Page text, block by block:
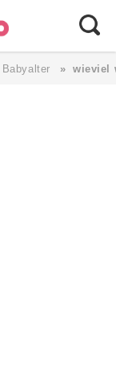
Babyalter wieviel